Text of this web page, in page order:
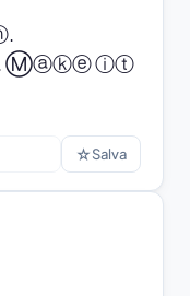
Ⓜⓐⓚⓔ ⓘⓣ
☆Salva